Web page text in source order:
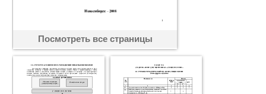
Посмотреть все страницы